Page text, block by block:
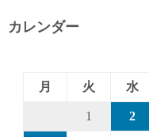
カレンダー
月
火 水
1 2